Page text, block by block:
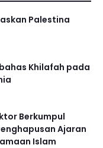
Palestina
Khilafah pada
Berkumpul
Ajaran
Islam